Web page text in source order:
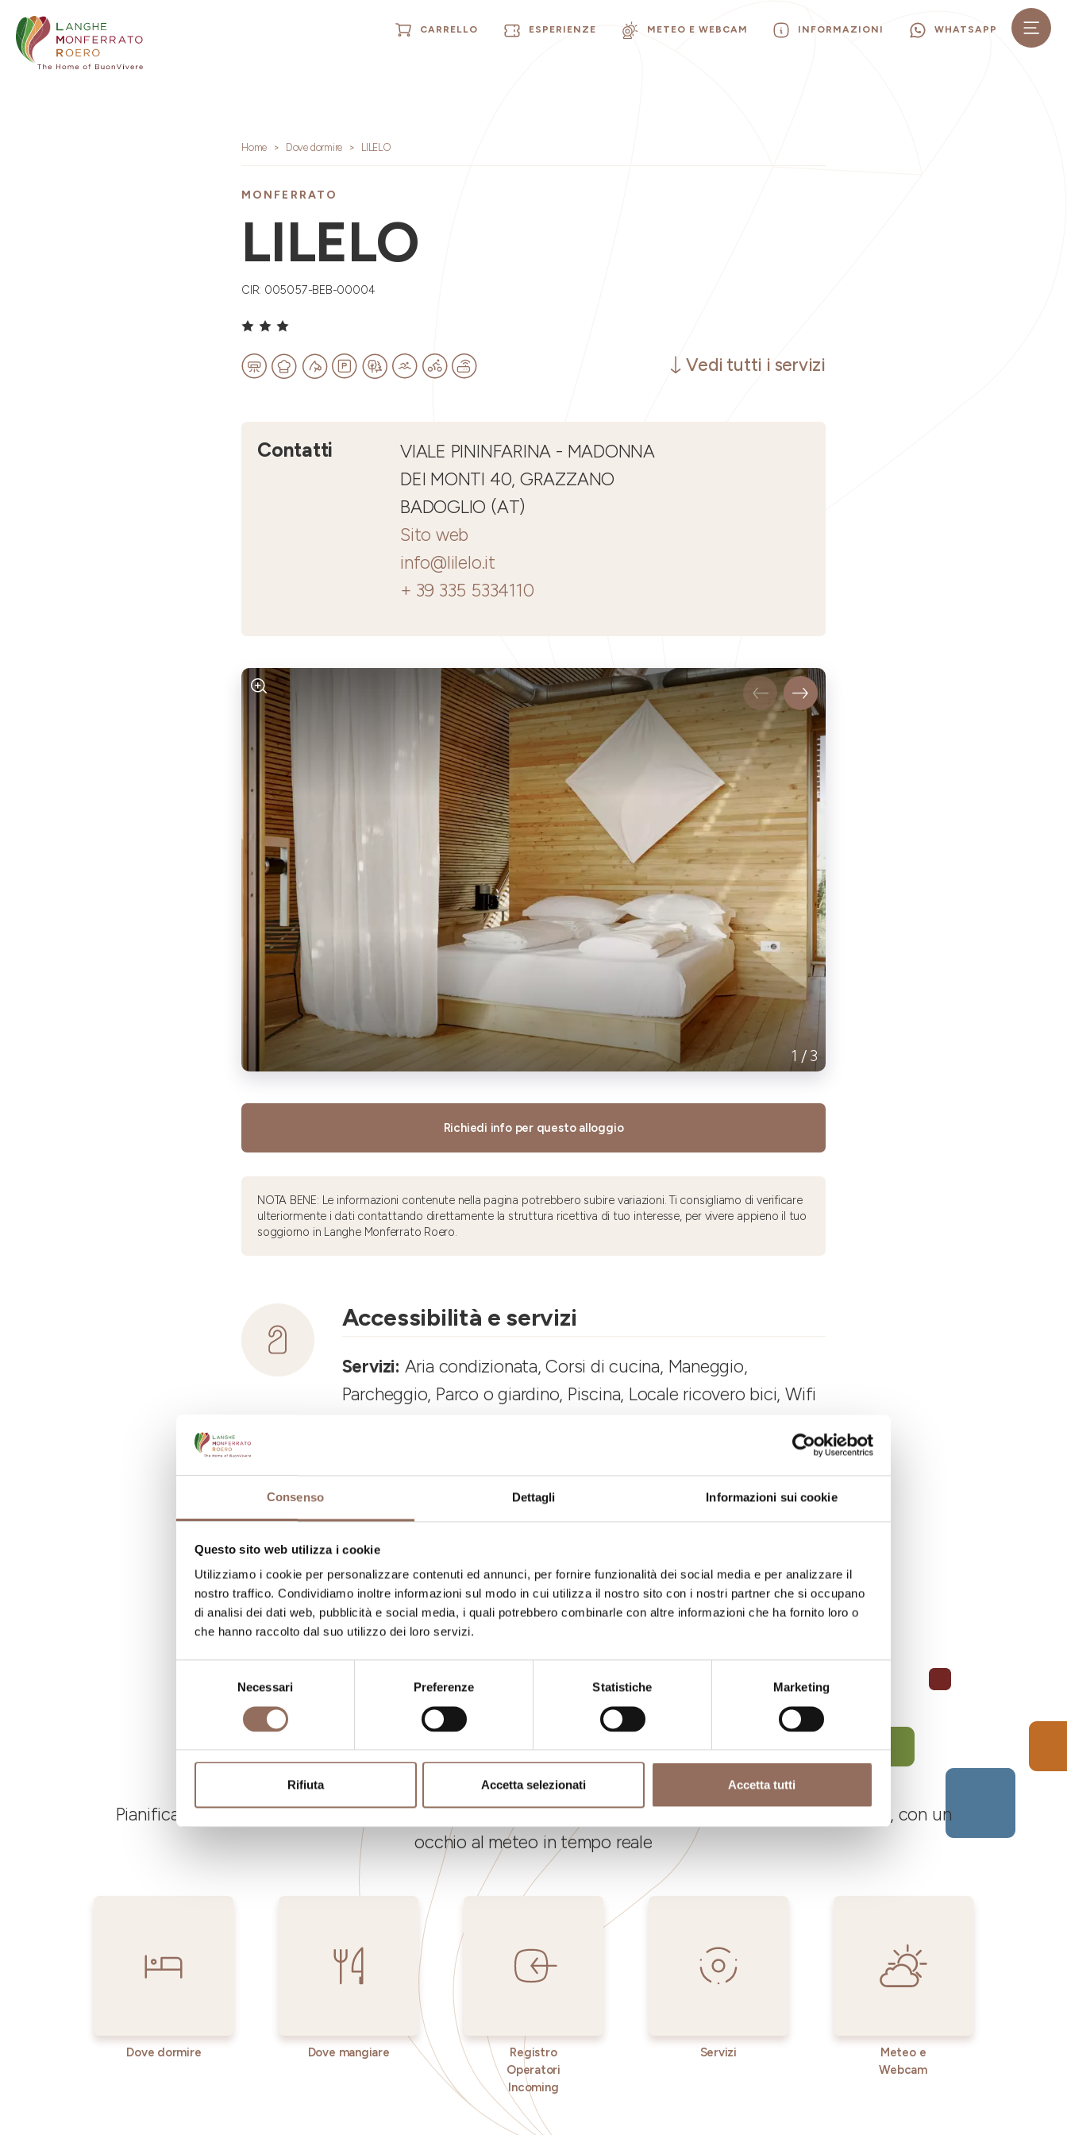
Consenso Dettagli Informazioni sui cookie
Questo sito web utilizza i cookie
Utilizziamo i cookie per personalizzare contenuti ed annunci, per fornire funzionalità dei social media e per analizzare il
nostro traffico. Condividiamo inoltre informazioni sul modo in cui utilizza il nostro sito con i nostri partner che si occupano
di analisi dei dati web, pubblicità e social media, i quali potrebbero combinarle con altre informazioni che ha fornito loro o
che hanno raccolto dal suo utilizzo dei loro servizi.
Necessari Preferenze Statistiche Marketing
Rifiuta Accetta selezionati Accetta tutti
CARRELLO ESPERIENZE METEO E WEBCAM INFORMAZIONI WHATSAPP
Home Dove dormire LILELO
MONFERRATO
LILELO
CIR: 005057-BEB-00004
Vedi tutti i servizi
Contatti
VIALE PININFARINA - MADONNA
DEI MONTI 40, GRAZZANO
BADOGLIO (AT)
Sito web
info@lilelo.it
+ 39 335 5334110
1 / 3
Richiedi info per questo alloggio
NOTA BENE: Le informazioni contenute nella pagina potrebbero subire variazioni. Ti consigliamo di verificare
ulteriormente i dati contattando direttamente la struttura ricettiva di tuo interesse, per vivere appieno il tuo
soggiorno in Langhe Monferrato Roero.
Accessibilità e servizi
Servizi: Aria condizionata, Corsi di cucina, Maneggio,
Parcheggio, Parco o giardino, Piscina, Locale ricovero bici, Wifi
Numero di bagni:4
Numero letti:
La tua vacanza
Pianifica dove dormire, dove mangiare, cosa fare e visitare in ogni angolo di Langhe Monferrato Roero, con un
occhio al meteo in tempo reale
Dove dormire Dove mangiare
Registro
Operatori
Incoming
Servizi
Meteo e
Webcam